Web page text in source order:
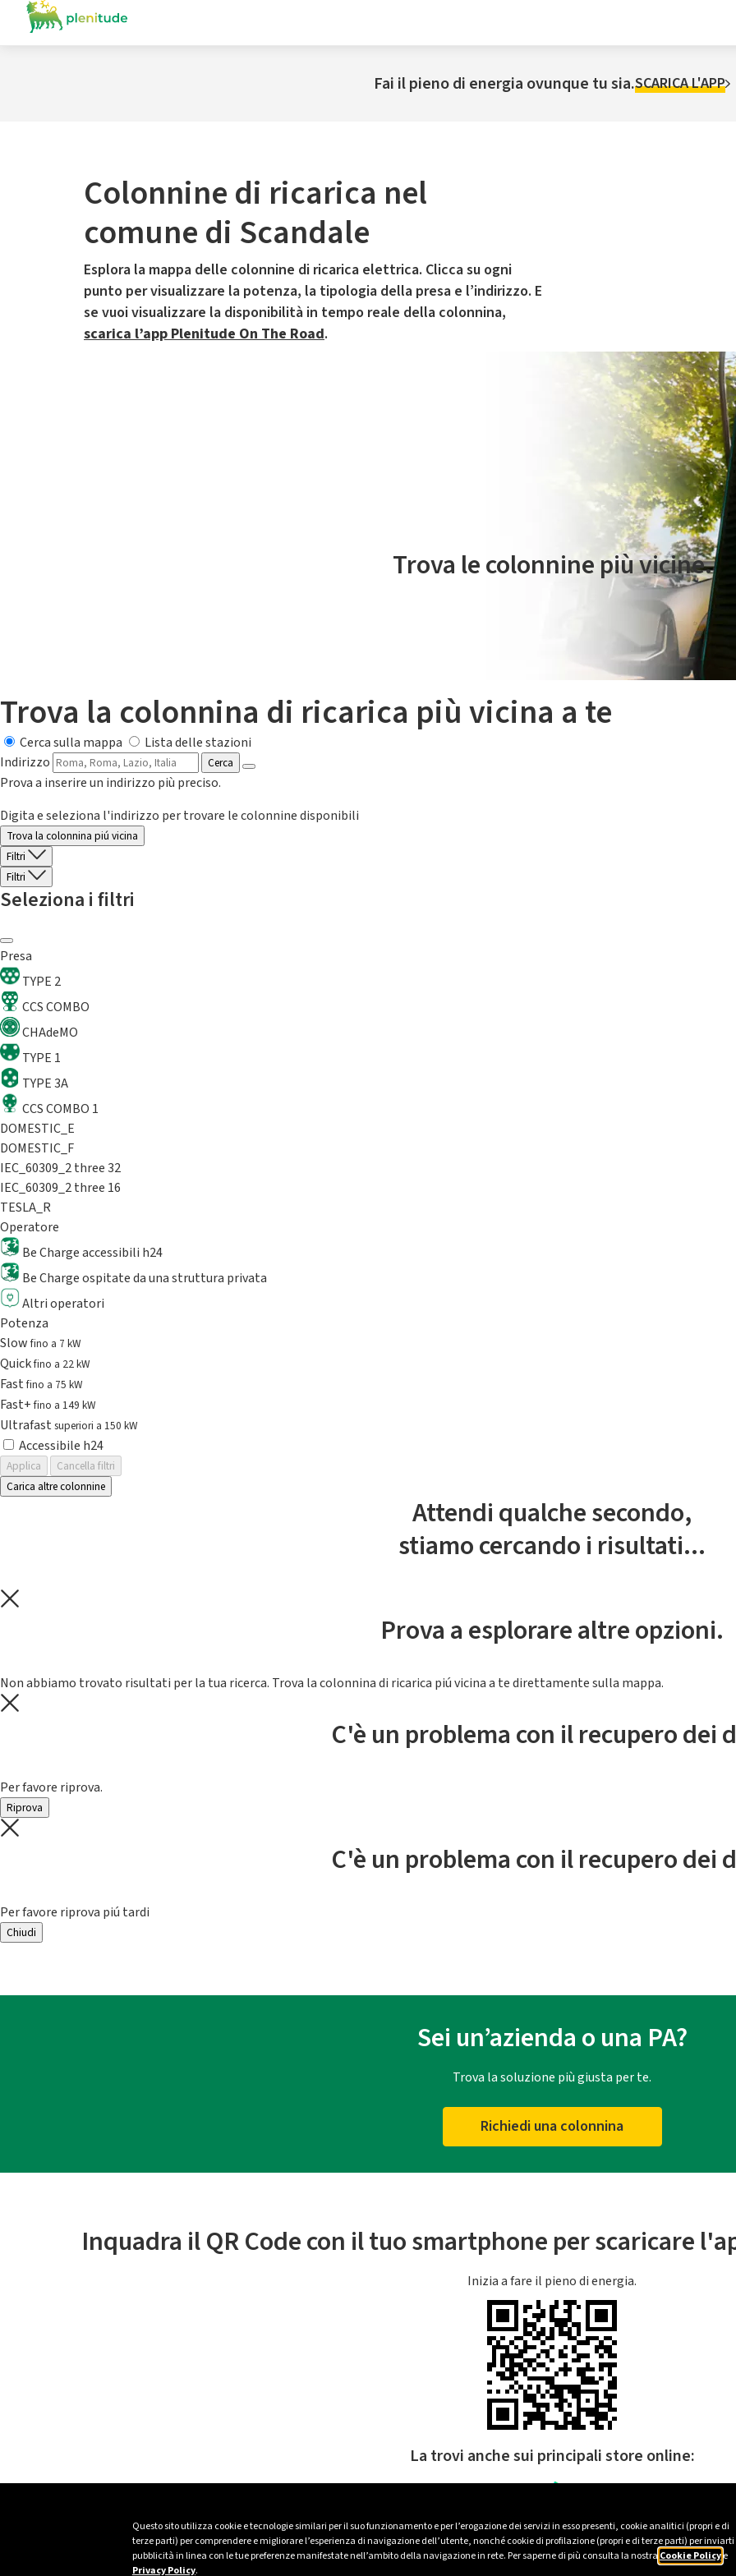
Questo sito utilizza cookie e tecnologie similari per il suo funzionamento e per l’erogazione dei servizi in esso presenti, cookie analitici (propri e di
terze parti) per comprendere e migliorare l’esperienza di navigazione dell’utente, nonché cookie di profilazione (propri e di terze parti) per inviarti
pubblicità in linea con le tue preferenze manifestate nell’ambito della navigazione in rete. Per saperne di più consulta la nostra Cookie Policye
Privacy Policy.
Fai il pieno di energia ovunque tu sia.SCARICA L'APP
Colonnine di ricarica nel
comune di Scandale
Esplora la mappa delle colonnine di ricarica elettrica. Clicca su ogni
punto per visualizzare la potenza, la tipologia della presa e l’indirizzo. E
se vuoi visualizzare la disponibilità in tempo reale della colonnina,
scarica l’app Plenitude On The Road.
Il servizio di mobilità elettrica è gestito da Plenitude On The Road
Trova le colonnine più vicine.
Trova la colonnina di ricarica più vicina a te
Cerca sulla mappa
Lista delle stazioni
Indirizzo
Cerca
Prova a inserire un indirizzo più preciso.
Digita e seleziona l'indirizzo per trovare le colonnine disponibili
Trova la colonnina piú vicina
Filtri
Filtri
Seleziona i filtri
Presa
TYPE 2
CCS COMBO
CHAdeMO
TYPE 1
TYPE 3A
CCS COMBO 1
DOMESTIC_E
DOMESTIC_F
IEC_60309_2 three 32
IEC_60309_2 three 16
TESLA_R
Operatore
Be Charge accessibili h24
Be Charge ospitate da una struttura privata
Altri operatori
Potenza
Slowfino a 7 kW
Quickfino a 22 kW
Fastfino a 75 kW
Fast+fino a 149 kW
Ultrafast superiori a 150 kW
Accessibile h24
Applica
Cancella filtri
Carica altre colonnine
Attendi qualche secondo,
stiamo cercando i risultati...
Prova a esplorare altre opzioni.
Non abbiamo trovato risultati per la tua ricerca. Trova la colonnina di ricarica piú vicina a te direttamente sulla mappa.
C'è un problema con il recupero dei
Per favore riprova.
Riprova
C'è un problema con il recupero dei
Per favore riprova piú tardi
Chiudi
Sei un’azienda o una PA?
Trova la soluzione più giusta per te.
Richiedi una colonnina
Inquadra il QR Code con il tuo smartphone per scaricare
Inizia a fare il pieno di energia.
La trovi anche sui principali store online: